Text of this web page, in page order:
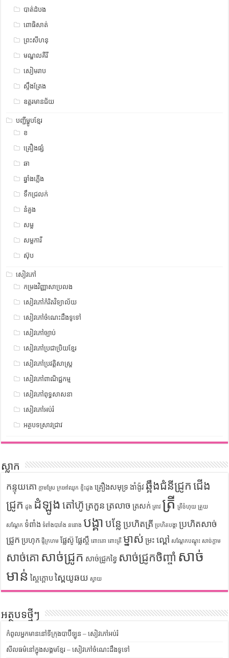
បាត់ដំបង
ពោធិសាត់
ព្រះសីហនុ
មណ្ឌលគីរី
សៀមរាប
ស្ទឹង​​ត្រែង
ឧត្ដរមានជ័យ
បញ្ជីម្ហូបខ្មែរ
ខ
គ្រឿងផ្សំ
ឆា
ឆ្នាំងភ្លើង
ទឹកជ្រលក់
នំគួង
សម្ល
សម្លការី
ស៊ុប
សៀវភៅ
កម្រងវិញ្ញាសាប្រលង
សៀវភៅកំរិតវិទ្យាល័យ
សៀវភៅចំណេះដឹងទូទៅ
សៀវភៅច្បាប់
សៀវភៅប្រជាប្រិយខ្មែរ
សៀវភៅប្រវត្តិសាស្រ្ត
សៀវភៅពាណិជ្ជកម្ម
សៀវភៅពុទ្ធសាសនា
សៀវភៅអប់រំ
អត្ថបទស្រាវជ្រាវ
ស្លាក
កន្ទុយគោ ក្តាមស្រែ ក្រអៅឈូក ខ្ទិះដូង គ្រឿងសមុទ្រ ងាំង៉ូវ ឆ្អឹងជំនីជ្រូក ជើង
ជ្រូក ដូង ដំឡូង តៅហ៊ូ ត្រកួន ត្រលាច ត្រសក់ ត្រាវ ត្រី ត្រីចំហុយ ត្រួយ
សណ្តែក ទំពាំង ទំពាំងបារាំង ននោង បង្គា បន្លែ ប្រហិតត្រី ប្រហិតបង្គា ប្រហិតសាច់
ជ្រូក ប្រហុក ផ្ទីក្រហម ផ្លែស៊ូ ផ្លែស្ពឺ ពោះគោ ពោះត្រី ម្នាស់ ម្រះ ល្ពៅ សណ្តែកបណ្តុះ សាច់ក្តាម
សាច់គោ សាច់ជ្រូក សាច់ជ្រូកខ្វៃ សាច់ជ្រូកចិញ្ចាំ សាច់
មាន់ ស្ពៃក្តោប ស្ពៃយូឆយ ស្វាយ
អត្ថបទថ្មីៗ
កំពូលអ្នកមាននៅទីក្រុងបាប៊ីឡូន – សៀវភៅអប់រំ
សីលធម៌នៅក្នុងសង្គមខ្មែរ – សៀវភៅចំណេះដឹងទូទៅ